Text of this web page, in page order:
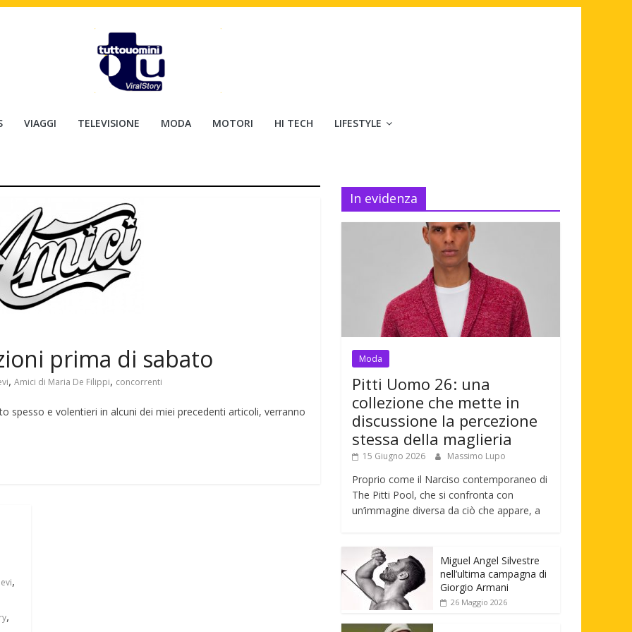
VIAGGI TELEVISIONE MODA MOTORI HI TECH LIFESTYLE
prima di sabato
, Amici di Maria De Filippi, concorrenti
spesso e volentieri in alcuni dei miei precedenti articoli, verranno
,
,
In evidenza
Moda
Pitti Uomo 26: una
collezione che mette in
discussione la percezione
stessa della maglieria
15 Giugno 2026 Massimo Lupo
Proprio come il Narciso contemporaneo di
The Pitti Pool, che si confronta con
un’immagine diversa da ciò che appare, a
Miguel Angel Silvestre
nell’ultima campagna di
Giorgio Armani
26 Maggio 2026